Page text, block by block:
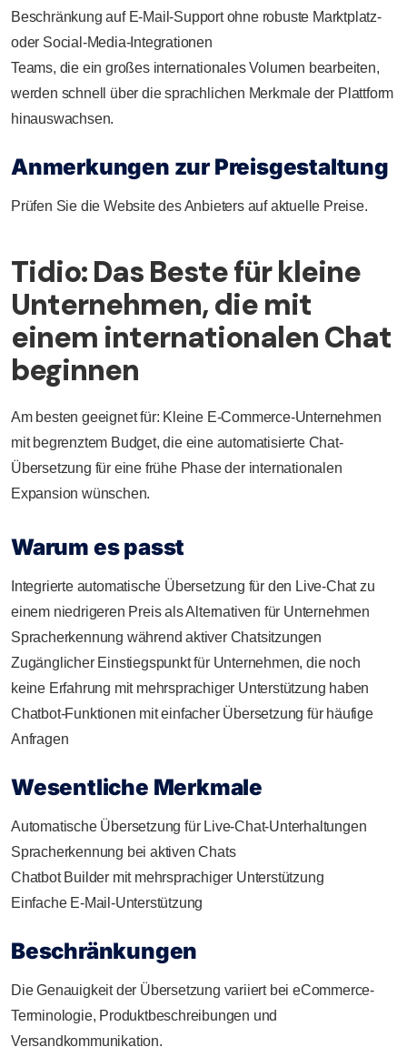
Beschränkung auf E-Mail-Support ohne robuste Marktplatz-
oder Social-Media-Integrationen
Teams, die ein großes internationales Volumen bearbeiten,
werden schnell über die sprachlichen Merkmale der Plattform
hinauswachsen.
Anmerkungen zur Preisgestaltung
Prüfen Sie die Website des Anbieters auf aktuelle Preise.
Tidio: Das Beste für kleine
Unternehmen, die mit
einem internationalen Chat
beginnen
Am besten geeignet für: Kleine E-Commerce-Unternehmen
mit begrenztem Budget, die eine automatisierte Chat-
Übersetzung für eine frühe Phase der internationalen
Expansion wünschen.
Warum es passt
Integrierte automatische Übersetzung für den Live-Chat zu
einem niedrigeren Preis als Alternativen für Unternehmen
Spracherkennung während aktiver Chatsitzungen
Zugänglicher Einstiegspunkt für Unternehmen, die noch
keine Erfahrung mit mehrsprachiger Unterstützung haben
Chatbot-Funktionen mit einfacher Übersetzung für häufige
Anfragen
Wesentliche Merkmale
Automatische Übersetzung für Live-Chat-Unterhaltungen
Spracherkennung bei aktiven Chats
Chatbot Builder mit mehrsprachiger Unterstützung
Einfache E-Mail-Unterstützung
Beschränkungen
Die Genauigkeit der Übersetzung variiert bei eCommerce-
Terminologie, Produktbeschreibungen und
Versandkommunikation.